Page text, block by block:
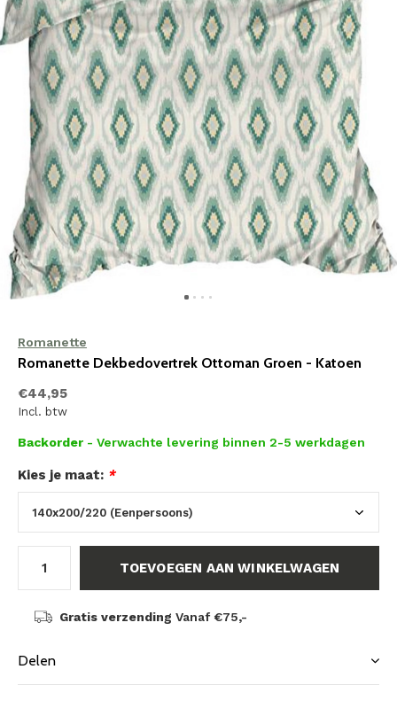
Romanette
Romanette Dekbedovertrek Ottoman Groen - Katoen
€44,95
Incl. btw
Backorder - Verwachte levering binnen 2-5 werkdagen
Kies je maat: *
TOEVOEGEN AAN WINKELWAGEN
Gratis verzending Vanaf €75,-
Delen